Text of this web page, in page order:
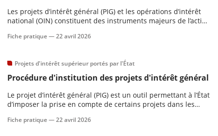
Les projets d’intérêt général (PIG) et les opérations d’intérêt
national (OIN) constituent des instruments majeurs de l’action
à l’État d’orienter ou d’imposer certaines priorités
Fiche pratique —22 avril 2026
Projets d'intérêt supérieur portés par l'État
Procédure d'institution des projets d'intérêt général
Le projet d’intérêt général (PIG) est un outil permettant à l’État
d’imposer la prise en compte de certains projets dans les
il soulève des enjeux importants relatifs à sa qualification, sa
Fiche pratique —22 avril 2026